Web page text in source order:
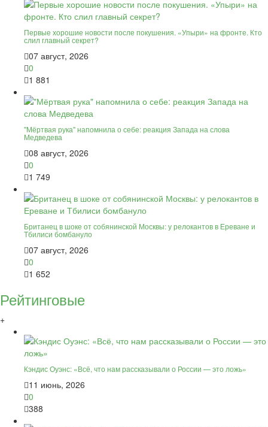
Первые хорошие новости после покушения. «Упыри» на фронте. Кто
слил главный секрет?
07 август, 2026
0
1 881
"Мёртвая рука" напомнила о себе: реакция Запада на слова
Медведева
08 август, 2026
0
1 749
Британец в шоке от собянинской Москвы: у релокантов в Ереване и
Тбилиси бомбануло
07 август, 2026
0
1 652
Рейтинговые
+
Кэндис Оуэнс: «Всё, что нам рассказывали о России — это ложь»
11 июнь, 2026
0
388